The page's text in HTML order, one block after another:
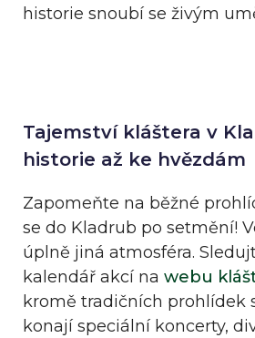
historie snoubí se živým
Tajemství kláštera v
historie až ke hvězdám
Zapomeňte na běžné
se do Kladrub po setmění!
úplně jiná atmosféra.
kalendář akcí na webu
kromě tradičních prohlídek
konají speciální koncerty,